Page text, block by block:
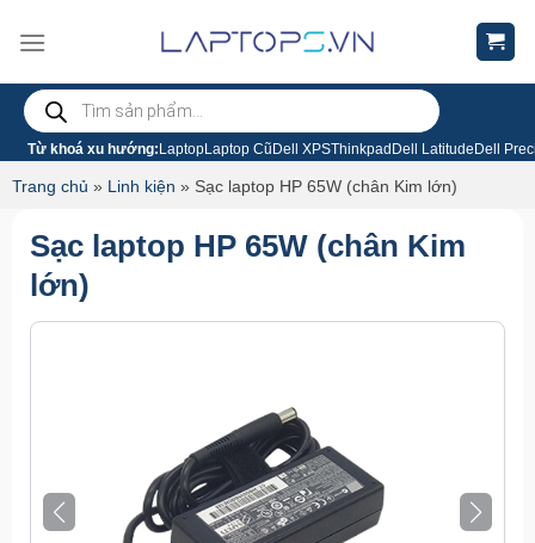
đến
dungTìm
kiếm
sản
phẩm
Từ khoá xu hướng: LaptopLaptop Cũ Dell XPSThinkpad Dell Latitude Dell
Trang chủ » Linh kiện » Sạc laptop HP 65W (chân Kim lớn)
Sạc laptop HP 65W (chân Kim
lớn)